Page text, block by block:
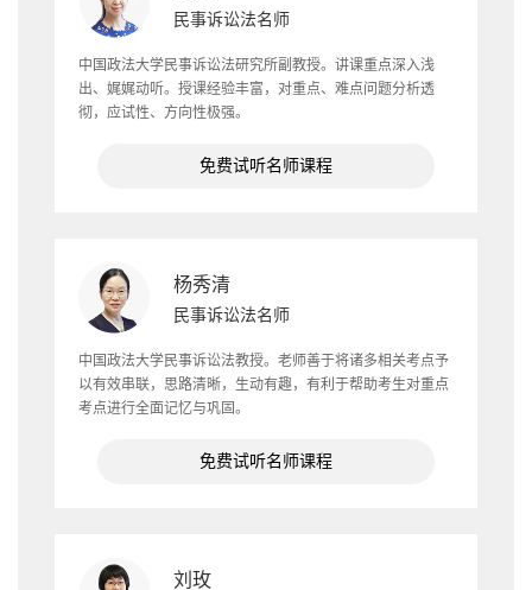
民事诉讼法名师
中国政法大学民事诉讼法研究所副教授。讲课重点深入浅
出、娓娓动听。授课经验丰富，对重点、难点问题分析透
彻，应试性、方向性极强。
免费试听名师课程
杨秀清
民事诉讼法名师
中国政法大学民事诉讼法教授。老师善于将诸多相关考点予
以有效串联，思路清晰，生动有趣，有利于帮助考生对重点
考点进行全面记忆与巩固。
免费试听名师课程
刘玫